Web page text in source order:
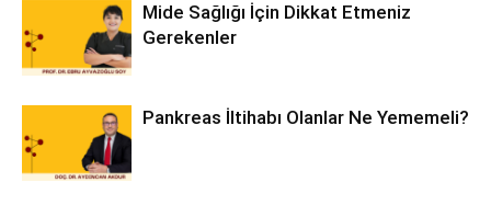
Mide Sağlığı İçin Dikkat Etmeniz
Gerekenler
Pankreas İltihabı Olanlar Ne Yememeli?